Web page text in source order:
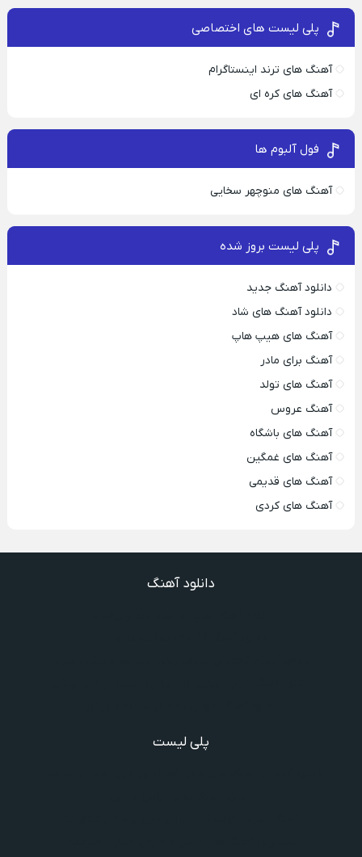
پلی لیست های اختصاصی
آهنگ های ترند اینستاگرام
آهنگ های کره ای
فول آلبوم ها
آهنگ های منوچهر سخایی
پلی لیست بروز شده
دانلود آهنگ جدید
دانلود آهنگ های شاد
آهنگ های هیپ هاپ
آهنگ برای مادر
آهنگ های تولد
آهنگ عروس
آهنگ های باشگاه
آهنگ های غمگین
آهنگ های قدیمی
آهنگ های کردی
دانلود آهنگ
پلی لیست